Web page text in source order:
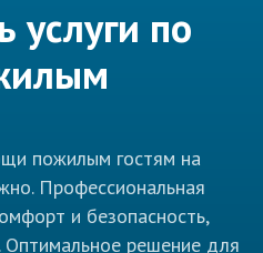
услуги по
пожилым гостям на
Профессиональная
и безопасность,
Оптимальное решение для